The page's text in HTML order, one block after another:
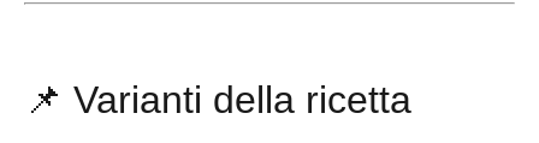
📌 Varianti della ricetta